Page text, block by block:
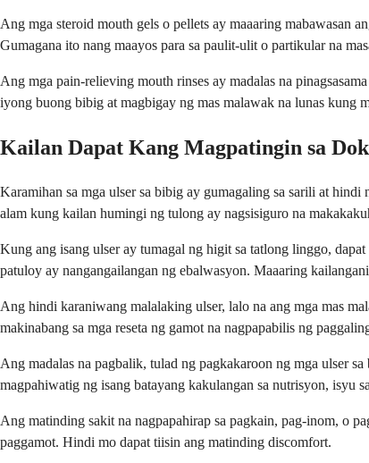
Ang mga steroid mouth gels o pellets ay maaaring mabawasan
Gumagana ito nang maayos para sa paulit-ulit o partikular na
Ang mga pain-relieving mouth rinses ay madalas na
iyong buong bibig at magbigay ng mas malawak na lunas kung
Kailan Dapat Kang Magpatingin sa
Karamihan sa mga ulser sa bibig ay gumagaling sa sarili at
alam kung kailan humingi ng tulong ay nagsisiguro na
Kung ang isang ulser ay tumagal ng higit sa tatlong linggo,
patuloy ay nangangailangan ng ebalwasyon. Maaaring
Ang hindi karaniwang malalaking ulser, lalo na ang mga mas
makinabang sa mga reseta ng gamot na nagpapabilis ng
Ang madalas na pagbalik, tulad ng pagkakaroon ng mga ulser
magpahiwatig ng isang batayang kakulangan sa nutrisyon, isyu
Ang matinding sakit na nagpapahirap sa pagkain, pag-inom, o
paggamot. Hindi mo dapat tiisin ang matinding discomfort.